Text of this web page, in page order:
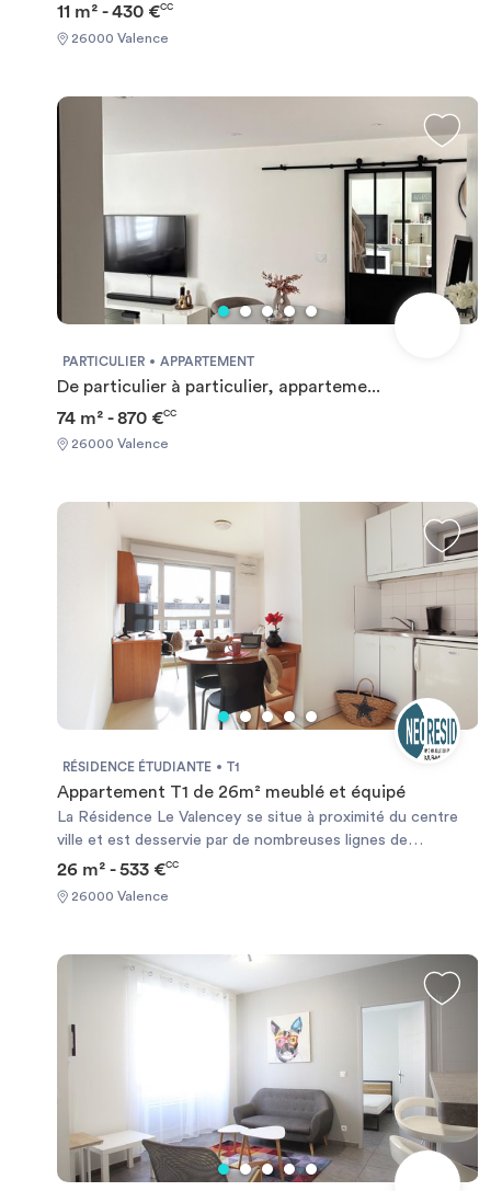
11 m² - 430 €CC
26000 Valence
PARTICULIER APPARTEMENT
De particulier à particulier, apparteme...
74 m² - 870 €CC
26000 Valence
RÉSIDENCE ÉTUDIANTE T1
Appartement T1 de 26m² meublé et équipé
La Résidence Le Valencey se situe à proximité du centre
ville et est desservie par de nombreuses lignes de
transports en commun du réseau urbain. Nous avons à
proximité de la Résidence une Banque avec distributeur de
billets, épicerie, boulangerie-pâtisserie, restaurants,
appartements sont meublés équipés et décorés : Le
mobilier : un lit une ou deux places suivant la superficie,
chevet, bureau, une bibliothèque, une table, deux chaises .
La kitchenette est équipée de plaques chauffantes, d'un
réfrigérateur, d'un four micro onde et d'un kit vaisselle
complet. Une paire de draps, une grande serviette et une
serviette de toilette sont fournis. L’entretien du linge et de
l’appartement est à la charge du locataire.
26 m² - 533 €CC
26000 Valence